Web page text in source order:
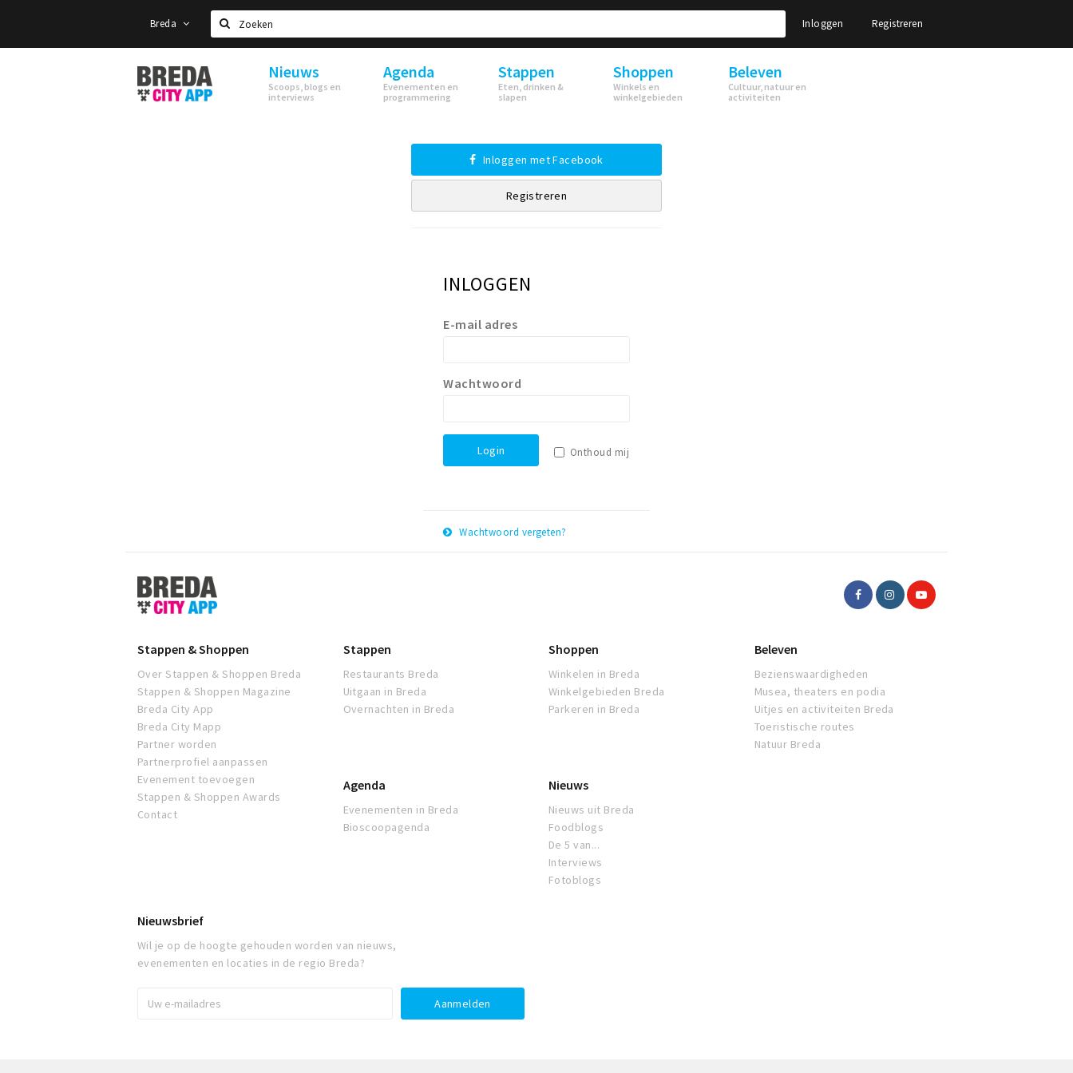
Breda
Zoeken
Inloggen Registreren
Stappen
&
Shoppen
Nieuws
Scoops, blogs en
interviews
Agenda
Evenementen en
programmering
Stappen
Eten, drinken &
slapen
Shoppen
Winkels en
winkelgebieden
Beleven
Cultuur, natuur en
activiteiten
Inloggen met Facebook
Registreren
INLOGGEN
E-mail adres
Wachtwoord
Login Onthoud mij
Wachtwoord vergeten?
Stappen
&
Shoppen
Stappen & Shoppen
Over Stappen & Shoppen Breda
Stappen & Shoppen Magazine
Breda City App
Breda City Mapp
Partner worden
Partnerprofiel aanpassen
Evenement toevoegen
Stappen & Shoppen Awards
Contact
Stappen
Restaurants Breda
Uitgaan in Breda
Overnachten in Breda
Shoppen
Winkelen in Breda
Winkelgebieden Breda
Parkeren in Breda
Beleven
Bezienswaardigheden
Musea, theaters en podia
Uitjes en activiteiten Breda
Toeristische routes
Natuur Breda
Agenda
Evenementen in Breda
Bioscoopagenda
Nieuws
Nieuws uit Breda
Foodblogs
De 5 van...
Interviews
Fotoblogs
Nieuwsbrief
Wil je op de hoogte gehouden worden van nieuws,
evenementen en locaties in de regio Breda?